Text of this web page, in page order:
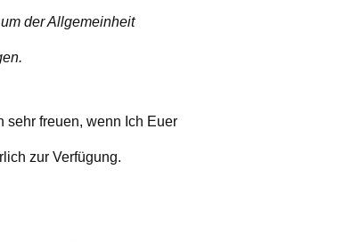
um der Allgemeinheit
sehr freuen, wenn Ich Euer
zur Verfügung.